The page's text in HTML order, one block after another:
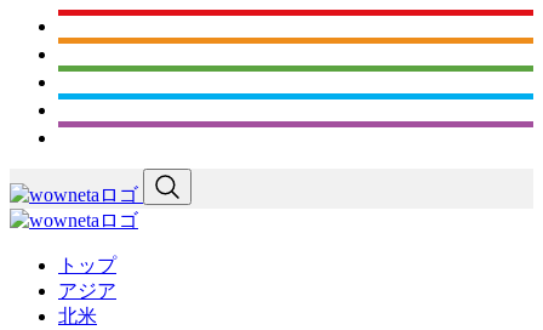
トップ
アジア
北米